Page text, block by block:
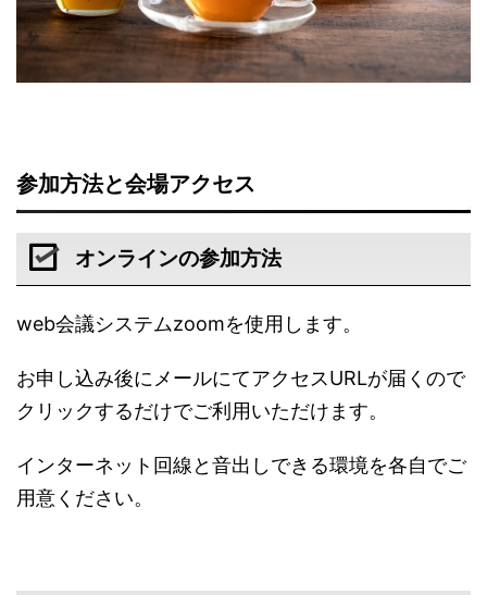
参加方法と会場アクセス
オンラインの参加方法
web会議システムzoomを使用します。
お申し込み後にメールにてアクセスURLが届くので
クリックするだけでご利用いただけます。
インターネット回線と音出しできる環境を各自でご
用意ください。